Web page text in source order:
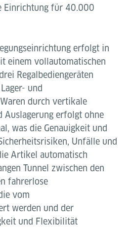
Einrichtung für 40.000
erfolgt in
einem vollautomatischen
Regalbediengeräten
und
durch vertikale
Auslagerung erfolgt ohne
was die Genauigkeit und
Unfälle und
Artikel automatisch
Tunnel zwischen den
fahrerlose
vom
werden und der
und Flexibilität